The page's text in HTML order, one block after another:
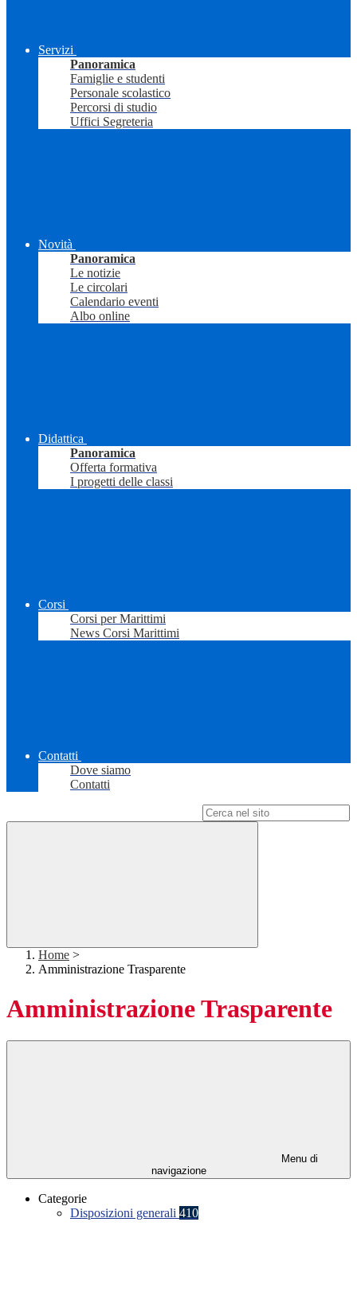
Servizi
Panoramica
Famiglie e studenti
Personale scolastico
Percorsi di studio
Uffici Segreteria
Novità
Panoramica
Le notizie
Le circolari
Calendario eventi
Albo online
Didattica
Panoramica
Offerta formativa
I progetti delle classi
Corsi
Corsi per Marittimi
News Corsi Marittimi
Contatti
Dove siamo
Contatti
Home >
Amministrazione Trasparente
Amministrazione Trasparente
Menu di
navigazione
Categorie
Disposizioni generali 410